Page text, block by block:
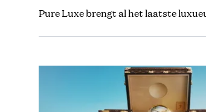
Pure Luxe brengt al het laatste